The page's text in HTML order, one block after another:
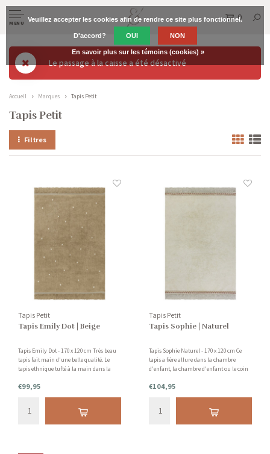
MENU
0
Le passage à la caisse a été désactivé
Accueil Marques Tapis Petit
Tapis Petit
Filtres
Tapis Petit
Tapis Emily Dot | Beige
Tapis Emily Dot - 170 x 120 cm Très beau
tapis fait main d'une belle qualité. Le
tapis ethnique tufté à la main dans la
pour les pieds nus ! Ce tapis est composé à
100% de coton tufté.
€99,95
Tapis Petit
Tapis Sophie | Naturel
Tapis Sophie Naturel - 170 x 120 cm Ce
tapis a fière allure dans la chambre
d'enfant, la chambre d'enfant ou le coin
chaleur et atmosphère ! Aussi dans le
salon, c'est une perle. Convient
€104,95
Veuillez accepter les cookies afin de rendre ce site plus fonctionnel.
D'accord? OUI NON
En savoir plus sur les témoins (cookies) »